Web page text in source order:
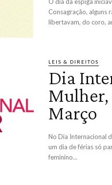
O dia da espiga
Consagração, alguns
libertavam, do coro,
LEIS & DIREITOS
Dia
Mulher,
Março
No Dia Internacional
um dia de férias só
feminino...